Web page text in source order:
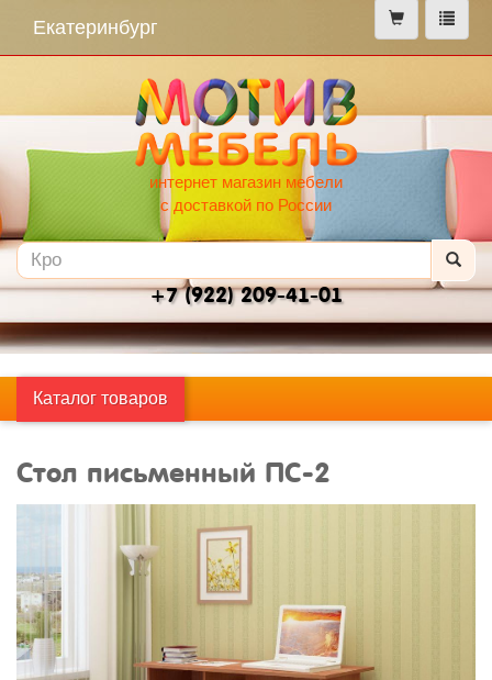
меню
Екатеринбург
интернет магазин мебели
с доставкой по России
+7 (922) 209-41-01
Каталог товаров
Стол письменный ПС-2